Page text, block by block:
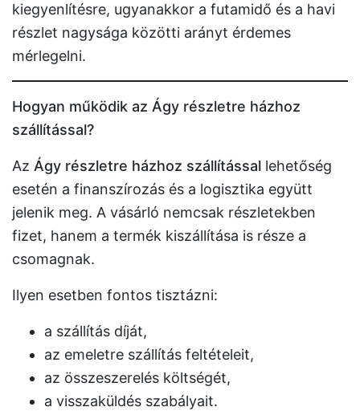
kiegyenlítésre, ugyanakkor a futamidő és a havi
részlet nagysága közötti arányt érdemes
mérlegelni.
Hogyan működik az Ágy részletre házhoz
szállítással?
Az Ágy részletre házhoz szállítással lehetőség
esetén a finanszírozás és a logisztika együtt
jelenik meg. A vásárló nemcsak részletekben
fizet, hanem a termék kiszállítása is része a
csomagnak.
Ilyen esetben fontos tisztázni:
a szállítás díját,
az emeletre szállítás feltételeit,
az összeszerelés költségét,
a visszaküldés szabályait.